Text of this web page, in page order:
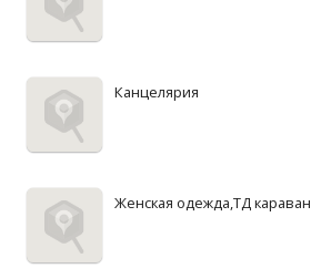
Канцелярия
Женская одежда,ТД караван